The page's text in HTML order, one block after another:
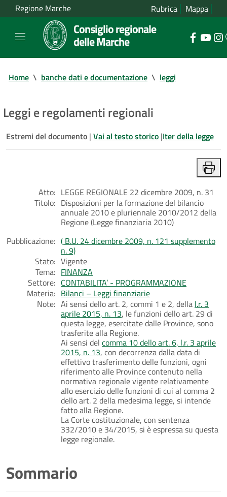
Regione Marche Rubrica Mappa
Consiglio regionale
delle Marche
Home \ banche dati e documentazione \ leggi
Leggi e regolamenti regionali
Estremi del documento | Vai al testo storico |Iter della legge
Atto: LEGGE REGIONALE 22 dicembre 2009, n. 31
Titolo: Disposizioni per la formazione del bilancio
annuale 2010 e pluriennale 2010/2012 della
Regione (Legge finanziaria 2010)
Pubblicazione: ( B.U. 24 dicembre 2009, n. 121 supplemento
n. 9)
Stato: Vigente
Tema: FINANZA
Settore: CONTABILITA’ - PROGRAMMAZIONE
Materia: Bilanci – Leggi finanziarie
Note: Ai sensi dello art. 2, commi 1 e 2, della l.r. 3
aprile 2015, n. 13, le funzioni dello art. 29 di
questa legge, esercitate dalle Province, sono
trasferite alla Regione.
Ai sensi del comma 10 dello art. 6, l.r. 3 aprile
2015, n. 13, con decorrenza dalla data di
effettivo trasferimento delle funzioni, ogni
riferimento alle Province contenuto nella
normativa regionale vigente relativamente
allo esercizio delle funzioni di cui al comma 2
dello art. 2 della medesima legge, si intende
fatto alla Regione.
La Corte costituzionale, con sentenza
332/2010 e 34/2015, si è espressa su questa
legge regionale.
Sommario